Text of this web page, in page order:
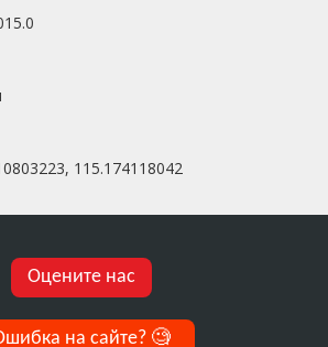
115.174118042
Оцените нас
на сайте? 🧐